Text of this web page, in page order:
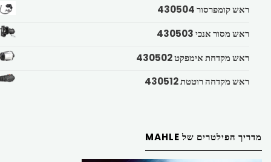
ראש קומפרסור 430504
ראש מסור אנכי 430503
ראש מקדחת אימפקט 430502
ראש מקדחה רוטטת 430512
מדריך הפילטרים של MAHLE